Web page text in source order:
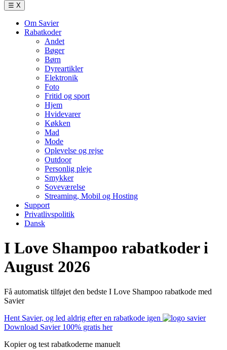
☰ X
Om Savier
Rabatkoder
Andet
Bøger
Børn
Dyreartikler
Elektronik
Foto
Fritid og sport
Hjem
Hvidevarer
Køkken
Mad
Mode
Oplevelse og rejse
Outdoor
Personlig pleje
Smykker
Soveværelse
Streaming, Mobil og Hosting
Support
Privatlivspolitik
Dansk
I Love Shampoo rabatkoder i
August 2026
Få automatisk tilføjet den bedste I Love Shampoo rabatkode med
Savier
Hent Savier, og led aldrig efter en rabatkode igen
Download Savier 100% gratis her
Kopier og test rabatkoderne manuelt